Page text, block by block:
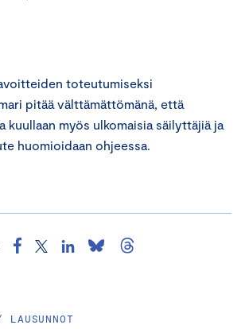
toteutumiseksi
pitää välttämättömänä, että
kuullaan myös ulkomaisia säilyttäjiä ja
huomioidaan ohjeessa.